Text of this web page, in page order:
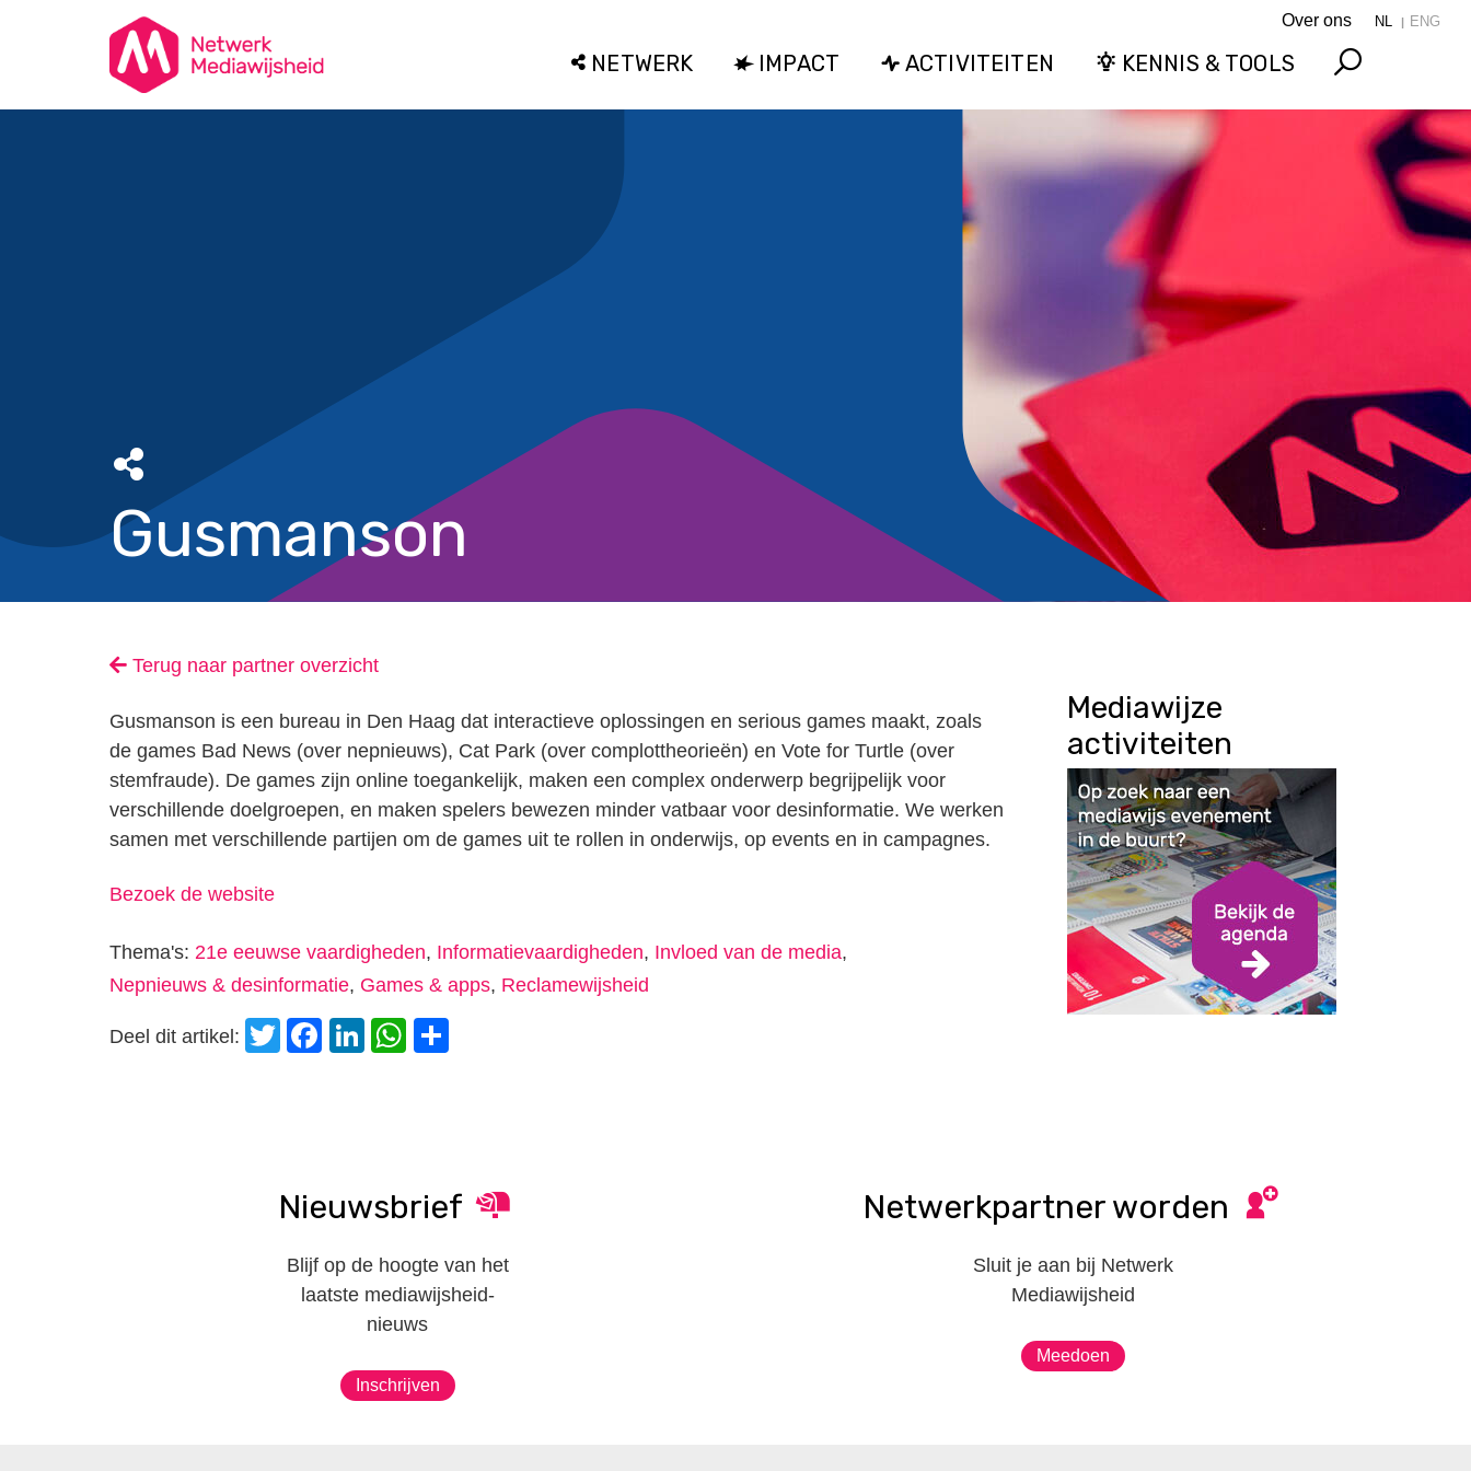
Over ons NL ENG
NETWERK IMPACT ACTIVITEITEN KENNIS & TOOLS
Gusmanson
Terug naar partner overzicht
Gusmanson is een bureau in Den Haag dat interactieve oplossingen en serious games maakt, zoals
de games Bad News (over nepnieuws), Cat Park (over complottheorieën) en Vote for Turtle (over
stemfraude). De games zijn online toegankelijk, maken een complex onderwerp begrijpelijk voor
verschillende doelgroepen, en maken spelers bewezen minder vatbaar voor desinformatie. We werken
samen met verschillende partijen om de games uit te rollen in onderwijs, op events en in campagnes.
Bezoek de website
Thema's: 21e eeuwse vaardigheden, Informatievaardigheden, Invloed van de media,
Nepnieuws & desinformatie, Games & apps, Reclamewijsheid
Deel dit artikel: Twitter
Facebook
LinkedIn
WhatsApp
Mediawijze
activiteiten
Nieuwsbrief
Blijf op de hoogte van het
laatste mediawijsheid-
nieuws
Inschrijven
Netwerkpartner worden
Sluit je aan bij Netwerk
Mediawijsheid
Meedoen